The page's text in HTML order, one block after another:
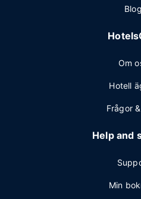
Blog
Om
Hotell
Frågor
Help and
Min